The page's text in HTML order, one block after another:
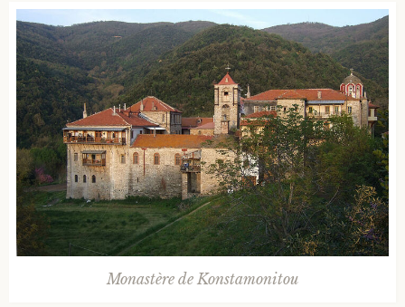
Monastère de Konstamonitou